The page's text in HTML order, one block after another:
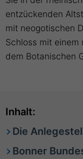
entzückenden
mit neogotischen
Schloss mit einem
dem Botanischen
Inhalt:
Die
Bonner